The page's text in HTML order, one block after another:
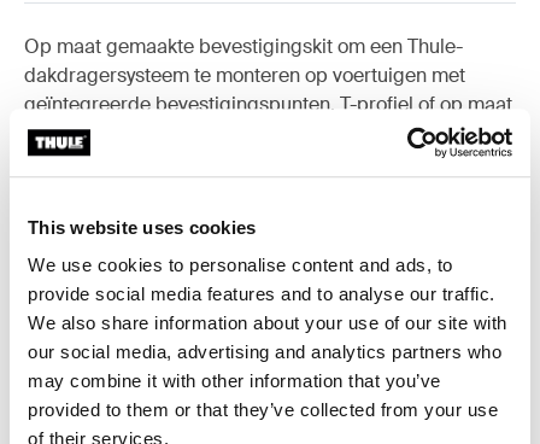
This website uses cookies
We use cookies to personalise content and ads, to
provide social media features and to analyse our traffic.
We also share information about your use of our site with
our social media, advertising and analytics partners who
may combine it with other information that you’ve
provided to them or that they’ve collected from your use
of their services.
Op maat gemaakte bevestigingskit om een Thule-
dakdragersysteem te monteren op voertuigen met
geïntegreerde bevestigingspunten, T-profiel of op maat
geïnstalleerde bevestigingspunten voor een drager.
Toggle features
Alle eigenschappen
Toggle techspec
Technische specificaties
Toggle guides and instructions
Instructies